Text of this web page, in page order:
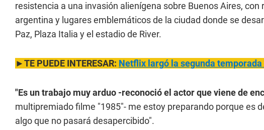
resistencia a una invasión alienígena sobre Buenos Aires,
argentina y lugares emblemáticos de la ciudad donde se
Paz, Plaza Italia y el estadio de River.
►TE PUEDE INTERESAR: Netflix largó la segunda
"Es un trabajo muy arduo -reconoció el actor que viene de
multipremiado filme "1985"- me estoy preparando porque es
algo que no pasará desapercibido".